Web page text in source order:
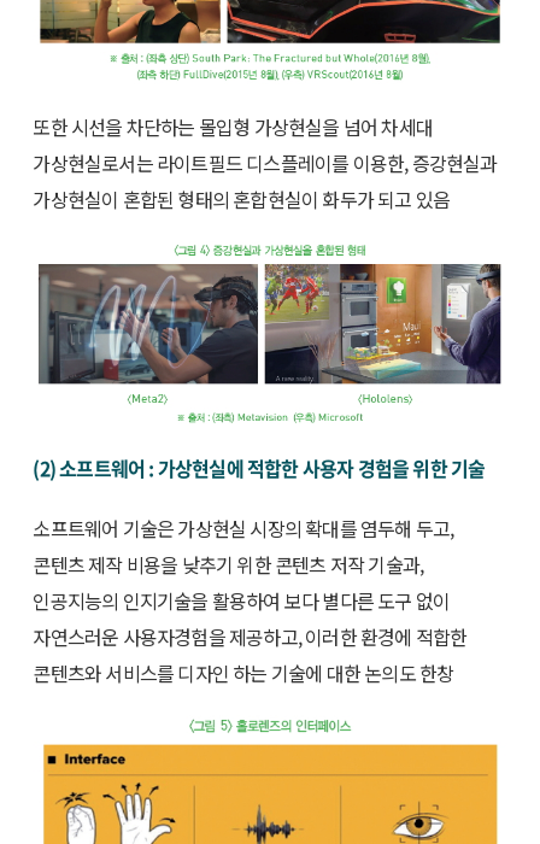
또한 시선을 차단하는 몰입형 가상현실을 넘어 차세대
가상현실로서는 라이트필드 디스플레이를 이용한, 증강현실과
가상현실이 혼합된 형태의 혼합현실이 화두가 되고 있음
(2) 소프트웨어 : 가상현실에 적합한 사용자 경험을 위한 기술
소프트웨어 기술은 가상현실 시장의 확대를 염두해 두고,
콘텐츠 제작 비용을 낮추기 위한 콘텐츠 저작 기술과,
인공지능의 인지기술을 활용하여 보다 별다른 도구 없이
자연스러운 사용자경험을 제공하고, 이러한 환경에 적합한
콘텐츠와 서비스를 디자인 하는 기술에 대한 논의도 한창